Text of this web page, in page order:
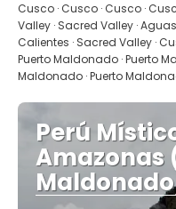
Cusco · Cusco · Cusco ·
Valley · Sacred Valley ·
Calientes · Sacred Valley ·
Puerto Maldonado · Puerto
Maldonado · Puerto
Perú
Amazonas